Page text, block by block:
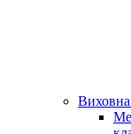
Виховна